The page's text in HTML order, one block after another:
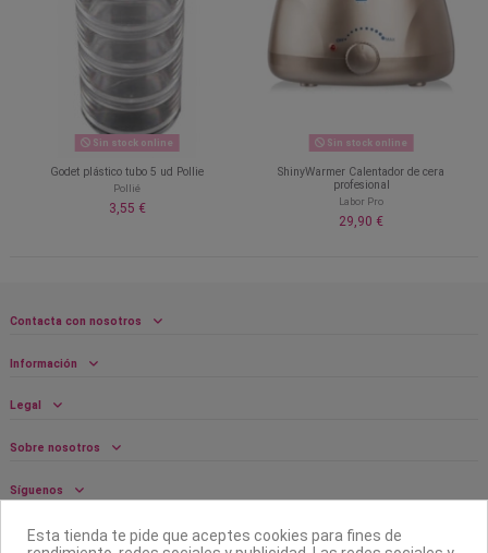
Sin stock online
Godet plástico tubo 5 ud Pollie
Pollié
3,55 €
Sin stock online
ShinyWarmer Calentador de cera
profesional
Labor Pro
29,90 €
Contacta con nosotros
Información
Legal
Sobre nosotros
Síguenos
Boletín
Esta tienda te pide que aceptes cookies para fines de